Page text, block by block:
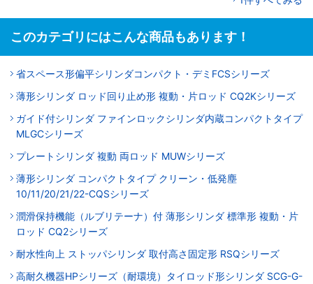
このカテゴリにはこんな商品もあります！
省スペース形偏平シリンダコンパクト・デミFCSシリーズ
薄形シリンダ ロッド回り止め形 複動・片ロッド CQ2Kシリーズ
ガイド付シリンダ ファインロックシリンダ内蔵コンパクトタイプ
MLGCシリーズ
プレートシリンダ 複動 両ロッド MUWシリーズ
薄形シリンダ コンパクトタイプ クリーン・低発塵
10/11/20/21/22-CQSシリーズ
潤滑保持機能（ルブリテーナ）付 薄形シリンダ 標準形 複動・片
ロッド CQ2シリーズ
耐水性向上 ストッパシリンダ 取付高さ固定形 RSQシリーズ
高耐久機器HPシリーズ（耐環境）タイロッド形シリンダ SCG-G-